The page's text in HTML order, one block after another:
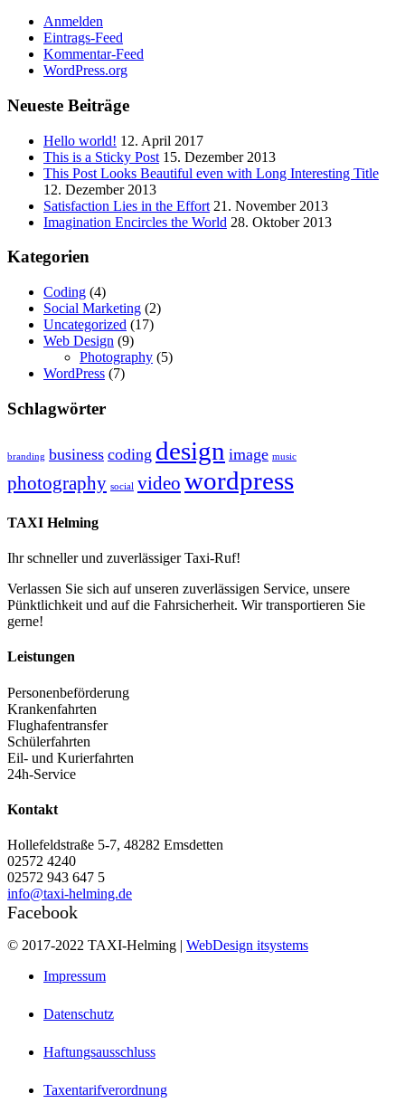
Anmelden
Eintrags-Feed
Kommentar-Feed
WordPress.org
Neueste Beiträge
Hello world! 12. April 2017
This is a Sticky Post 15. Dezember 2013
This Post Looks Beautiful even with Long Interesting Title
12. Dezember 2013
Satisfaction Lies in the Effort 21. November 2013
Imagination Encircles the World 28. Oktober 2013
Kategorien
Coding (4)
Social Marketing (2)
Uncategorized (17)
Web Design (9)
Photography (5)
WordPress (7)
Schlagwörter
branding business coding design image music
photography social video wordpress
TAXI Helming
Ihr schneller und zuverlässiger Taxi-Ruf!
Verlassen Sie sich auf unseren zuverlässigen Service, unsere
Pünktlichkeit und auf die Fahrsicherheit. Wir transportieren Sie
gerne!
Leistungen
Personenbeförderung
Krankenfahrten
Flughafentransfer
Schülerfahrten
Eil- und Kurierfahrten
24h-Service
Kontakt
Hollefeldstraße 5-7, 48282 Emsdetten
02572 4240
02572 943 647 5
info@taxi-helming.de
Facebook
© 2017-2022 TAXI-Helming | WebDesign itsystems
Impressum
Datenschutz
Haftungsausschluss
Taxentarifverordnung